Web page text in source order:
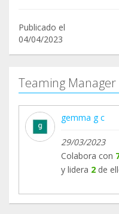
Publicado el
04/04/2023
Teaming Manager
gemma g c
29/03/2023
Colabora con
y lidera 2 de